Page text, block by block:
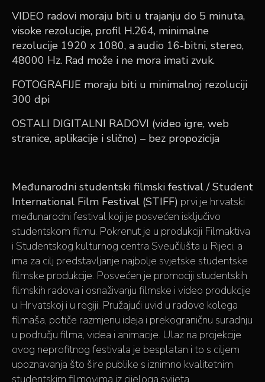
VIDEO radovi moraju biti u trajanju do 5 minuta,
visoke rezolucije, profil H.264, minimalne
rezolucije 1920 x 1080, a audio 16-bitni, stereo,
48000 Hz. Rad može i ne mora imati zvuk.
FOTOGRAFIJE moraju biti u minimalnoj rezoluciji
300 dpi
OSTALI DIGITALNI RADOVI (video igre, web
stranice, aplikacije i slično) – bez propozicija
Međunarodni studentski filmski festival / Student
International Film Festival (STIFF) prvi je hrvatski
međunarodni festival koji je posvećen isključivo
studentskom filmu. Pokrenut je u produkciji Filmaktiva
i Studentskog kulturnog centra Sveučilišta u Rijeci, a
ima za cilj predstavljanje najbolje svjetske studentske
filmske produkcije. Posvećen je promociji studentskih
filmskih radova i osnaživanju filmske i video produkcije
u Hrvatskoj i u regiji. Pružajući uvid u radove kolega
filmaša, potiče razmjenu ideja i prekograničnu suradnju
u području filma, videa i animacije. Ulaz na projekcije
ovog neprofitnog festivala je besplatan i to s ciljem
upoznavanja što šire publike s iznimno kvalitetnim